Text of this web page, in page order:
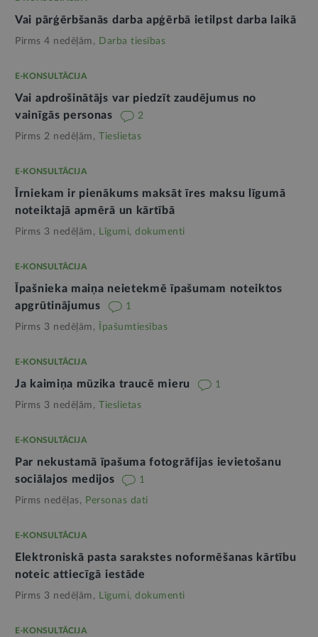
Vai pārģērbšanās darba apģērbā ietilpst darba laikā
Pirms 4 nedēļām, Darba tiesības
E-KONSULTĀCIJA
Vai apdrošinātājs var piedzīt zaudējumus no
vainīgās personas
2
Pirms 2 nedēļām, Tieslietas
E-KONSULTĀCIJA
Īrniekam ir pienākums maksāt īres maksu līgumā
noteiktajā apmērā un kārtībā
Pirms 3 nedēļām, Līgumi, dokumenti
E-KONSULTĀCIJA
Īpašnieka maiņa neietekmē īpašumam noteiktos
apgrūtinājumus
1
Pirms 3 nedēļām, Īpašumtiesības
E-KONSULTĀCIJA
Ja kaimiņa mūzika traucē mieru 1
Pirms 3 nedēļām, Tieslietas
E-KONSULTĀCIJA
Par nekustamā īpašuma fotogrāfijas ievietošanu
sociālajos medijos
1
Pirms nedēļas, Personas dati
E-KONSULTĀCIJA
Elektroniskā pasta sarakstes noformēšanas kārtību
noteic attiecīgā iestāde
Pirms 3 nedēļām, Līgumi, dokumenti
E-KONSULTĀCIJA